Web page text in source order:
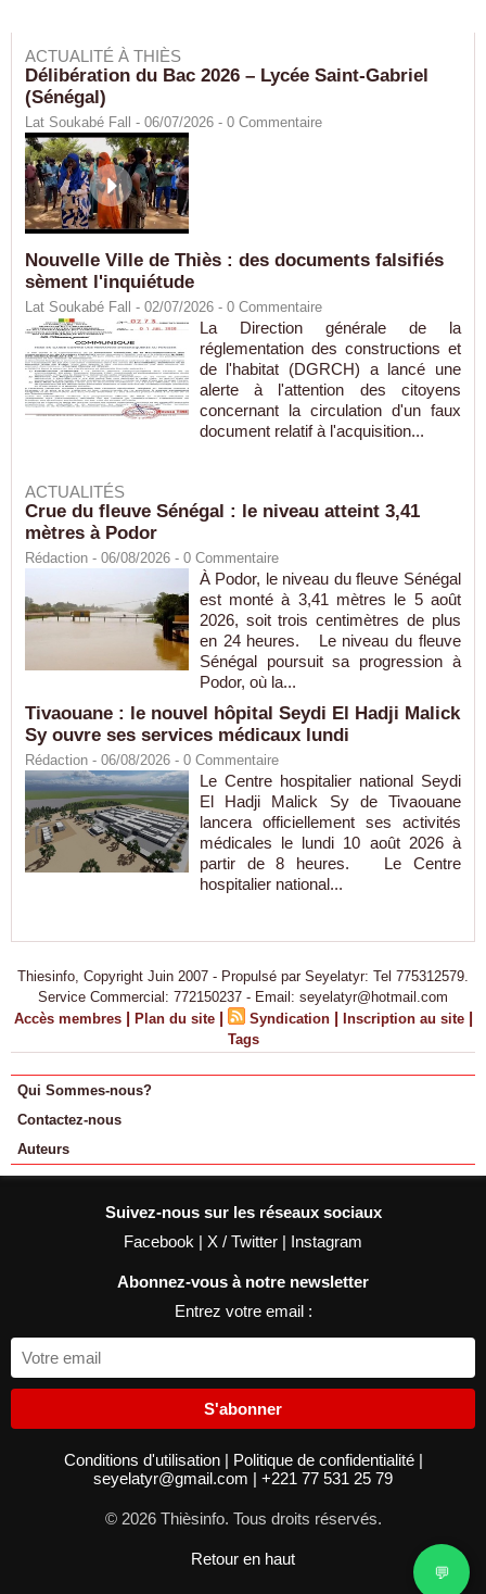
ACTUALITÉ À THIÈS
Délibération du Bac 2026 – Lycée Saint-Gabriel
(Sénégal)
Lat Soukabé Fall - 06/07/2026 - 0 Commentaire
Nouvelle Ville de Thiès : des documents falsifiés
sèment l'inquiétude
Lat Soukabé Fall - 02/07/2026 - 0 Commentaire
La Direction générale de la
réglementation des constructions et
de l'habitat (DGRCH) a lancé une
alerte à l'attention des citoyens
concernant la circulation d'un faux
document relatif à l'acquisition...
ACTUALITÉS
Crue du fleuve Sénégal : le niveau atteint 3,41
mètres à Podor
Rédaction - 06/08/2026 - 0 Commentaire
À Podor, le niveau du fleuve Sénégal
est monté à 3,41 mètres le 5 août
2026, soit trois centimètres de plus
en 24 heures. Le niveau du fleuve
Sénégal poursuit sa progression à
Podor, où la...
Tivaouane : le nouvel hôpital Seydi El Hadji Malick
Sy ouvre ses services médicaux lundi
Rédaction - 06/08/2026 - 0 Commentaire
Le Centre hospitalier national Seydi
El Hadji Malick Sy de Tivaouane
lancera officiellement ses activités
médicales le lundi 10 août 2026 à
partir de 8 heures. Le Centre
hospitalier national...
Thiesinfo, Copyright Juin 2007 - Propulsé par Seyelatyr: Tel 775312579.
Service Commercial: 772150237 - Email: seyelatyr@hotmail.com
Accès membres | Plan du site | Syndication | Inscription au site |
Tags
Qui Sommes-nous?
Contactez-nous
Auteurs
Suivez-nous sur les réseaux sociaux
Facebook | X / Twitter | Instagram
Abonnez-vous à notre newsletter
Entrez votre email :
S'abonner
Conditions d'utilisation | Politique de confidentialité |
seyelatyr@gmail.com | +221 77 531 25 79
© 2026 Thièsinfo. Tous droits réservés.
Retour en haut
💬